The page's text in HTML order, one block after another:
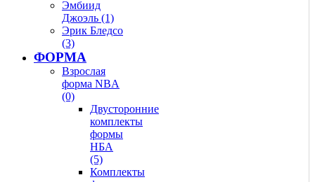
Эмбиид
Джоэль (1)
Эрик Бледсо
(3)
ФОРМА
Взрослая
форма NBA
(0)
Двусторонние
комплекты
формы
НБА
(5)
Комплекты